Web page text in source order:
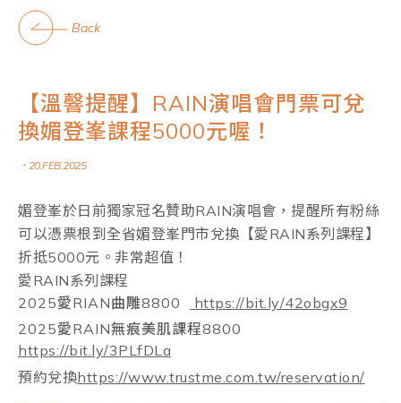
Back
【溫韾提醒】RAIN演唱會門票可兌
換媚登峯課程5000元喔！
．20.FEB.2025
媚登峯於日前獨家冠名贊助RAIN演唱會，提醒所有粉絲
可以憑票根到全省媚登峯門市兌換【愛RAIN系列課程】
折抵5000元。非常超值！
愛RAIN系列課程
2025愛RIAN曲雕8800
https://bit.ly/42obgx9
2025愛RAIN無痕美肌課程8800
https://bit.ly/3PLfDLa
預約兌換https://www.trustme.com.tw/reservation/